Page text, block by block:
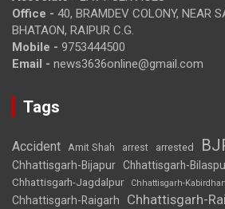
Office - 40, BRAMDEV COLONY, NEAR
BHATAON, RAIPUR C.G.
Mobile - 9753444500
Email - news3636online@gmail.com
Tags
Accident Amit Shah arrest arrested
Chhattisgarh-Bijapur Chhattisgarh-
Chhattisgarh-Jagdalpur Chhattisgarh-
Chhattisgarh-Raigarh Chhattisgarh-